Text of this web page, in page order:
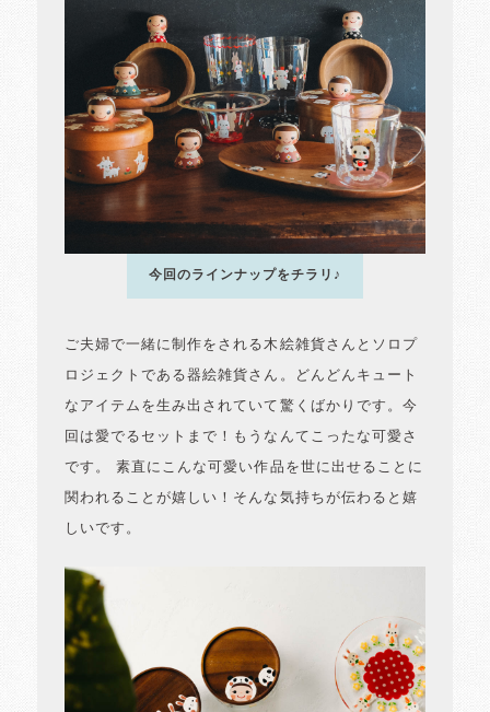
今回のラインナップをチラリ♪
ご夫婦で一緒に制作をされる木絵雑貨さんとソロプ
ロジェクトである器絵雑貨さん。どんどんキュート
なアイテムを生み出されていて驚くばかりです。今
回は愛でるセットまで！もうなんてこったな可愛さ
です。 素直にこんな可愛い作品を世に出せることに
関われることが嬉しい！そんな気持ちが伝わると嬉
しいです。